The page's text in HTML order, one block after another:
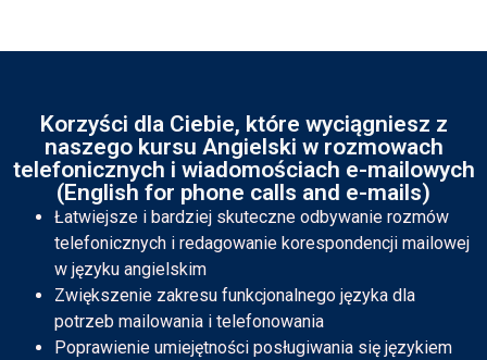
Korzyści dla Ciebie, które wyciągniesz z
naszego kursu Angielski w rozmowach
telefonicznych i wiadomościach e-mailowych
(English for phone calls and e-mails)
Łatwiejsze i bardziej skuteczne odbywanie rozmów
telefonicznych i redagowanie korespondencji mailowej
w języku angielskim
Zwiększenie zakresu funkcjonalnego języka dla
potrzeb mailowania i telefonowania
Poprawienie umiejętności posługiwania się językiem